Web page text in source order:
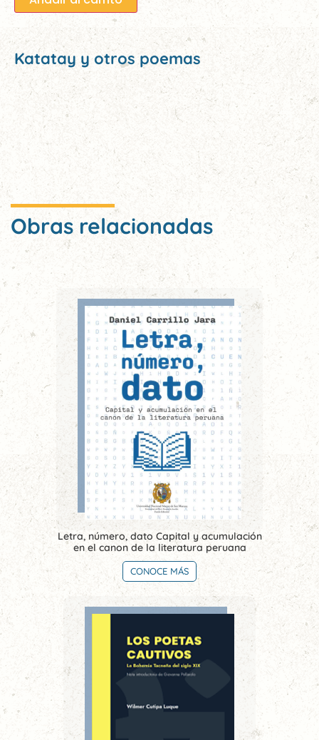
Katatay y otros poemas
Obras relacionadas
Letra, número, dato Capital y acumulación
en el canon de la literatura peruana
CONOCE MÁS